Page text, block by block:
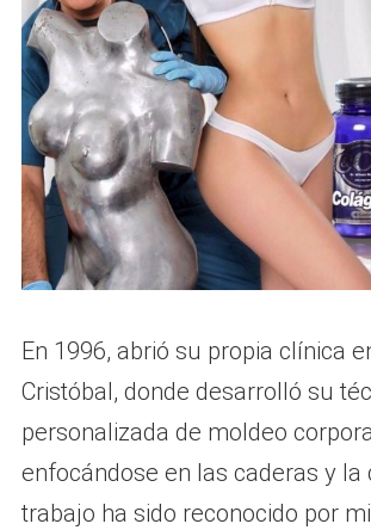
En 1996, abrió su propia clínica
Cristóbal, donde desarrolló su
personalizada de moldeo
enfocándose en las caderas y la
trabajo ha sido reconocido por